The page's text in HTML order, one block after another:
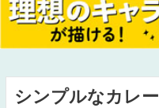
シンプルなカレー